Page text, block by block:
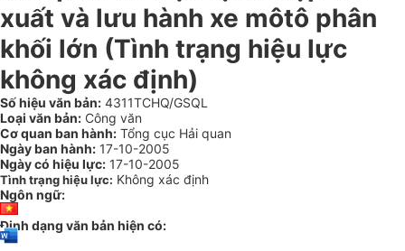
xuất và lưu hành xe môtô phân
khối lớn (Tình trạng hiệu lực
không xác định)
Số hiệu văn bản: 4311TCHQ/GSQL
Loại văn bản: Công văn
Cơ quan ban hành: Tổng cục Hải quan
Ngày ban hành: 17-10-2005
Ngày có hiệu lực: 17-10-2005
Tình trạng hiệu lực: Không xác định
Ngôn ngữ:
Định dạng văn bản hiện có: